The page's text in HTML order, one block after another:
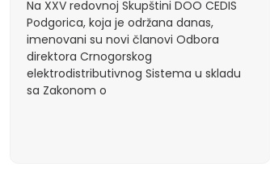
Na XXV redovnoj Skupštini DOO CEDIS
Podgorica, koja je održana danas,
imenovani su novi članovi Odbora
direktora Crnogorskog
elektrodistributivnog Sistema u skladu
sa Zakonom o